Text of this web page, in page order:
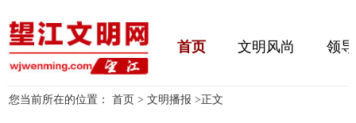
首页 文明风尚 领
您当前所在的位置： 首页 > 文明播报 >正文